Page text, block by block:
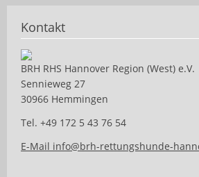
Kontakt
BRH RHS Hannover Region (West) e.V.
Sennieweg 27
30966 Hemmingen
Tel. +49 172 5 43 76 54
E-Mail info@brh-rettungshunde-